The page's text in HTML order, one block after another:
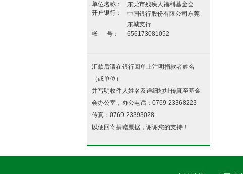
单位名称：
东莞市残疾人福利基金会
开户银行：
中国银行股份有限公司东莞
东城支行
帐 号：
656173081052
汇款后请在银行回单上注明捐款者姓名
（或单位）
并写明收件人姓名及详细地址传真至基金
会办公室，办公电话：0769-23368223
传真：0769-23393028
以便回寄捐赠票据，谢谢您的支持！